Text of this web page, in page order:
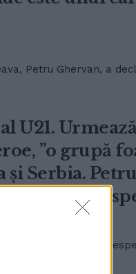
Petru Ghervan, a
U21.
”o grupă
și Serbia.
cu totul
victorii cu Islanda,